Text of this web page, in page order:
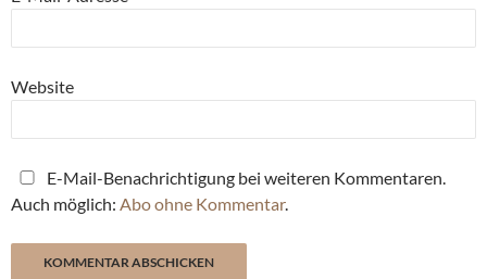
Website
E-Mail-Benachrichtigung bei weiteren Kommentaren.
Auch möglich: Abo ohne Kommentar.